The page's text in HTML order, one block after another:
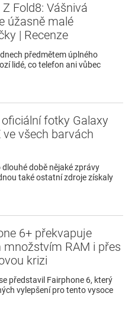
Fold8: Vášnivá
úžasně malé
| Recenze
předmětem úplného
lidé, co telefon ani vůbec
fotky Galaxy
ve všech barvách
době nějaké zprávy
také ostatní zdroje získaly
6+ překvapuje
množstvím RAM i přes
krizi
představil Fairphone 6, který
vylepšení pro tento vysoce